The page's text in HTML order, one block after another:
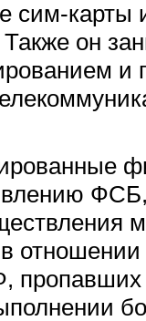
сим-карты
он
и
отношении
пропавших